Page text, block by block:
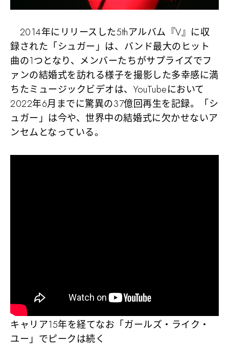
2014年にリリースした5thアルバム『V』に収
録された 「シュガー」 は、バンド最大のヒット
曲の1つとなり、メンバーたちがサプライズでフ
ァンの結婚式を訪れる様子を撮影した多幸感に満
ちたミュージックビデオは、YouTubeにおいて
2022年6月までに驚異の37億回再生を記録。「シ
ュガー」は今や、世界中の結婚式に欠かせないア
ンセムとなっている。
キャリア15年を経てなお「ガールズ・ライク・
ユー」でピークは続く